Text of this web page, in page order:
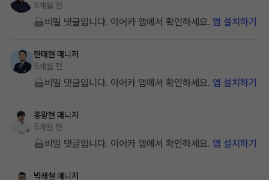
5개월 전
비밀 댓글입니다. 이어카 앱에서 확인하세요. 앱 설치하기
한태현 매니저
5개월 전
비밀 댓글입니다. 이어카 앱에서 확인하세요. 앱 설치하기
종왕현 매니저
5개월 전
비밀 댓글입니다. 이어카 앱에서 확인하세요. 앱 설치하기
박래철 매니저